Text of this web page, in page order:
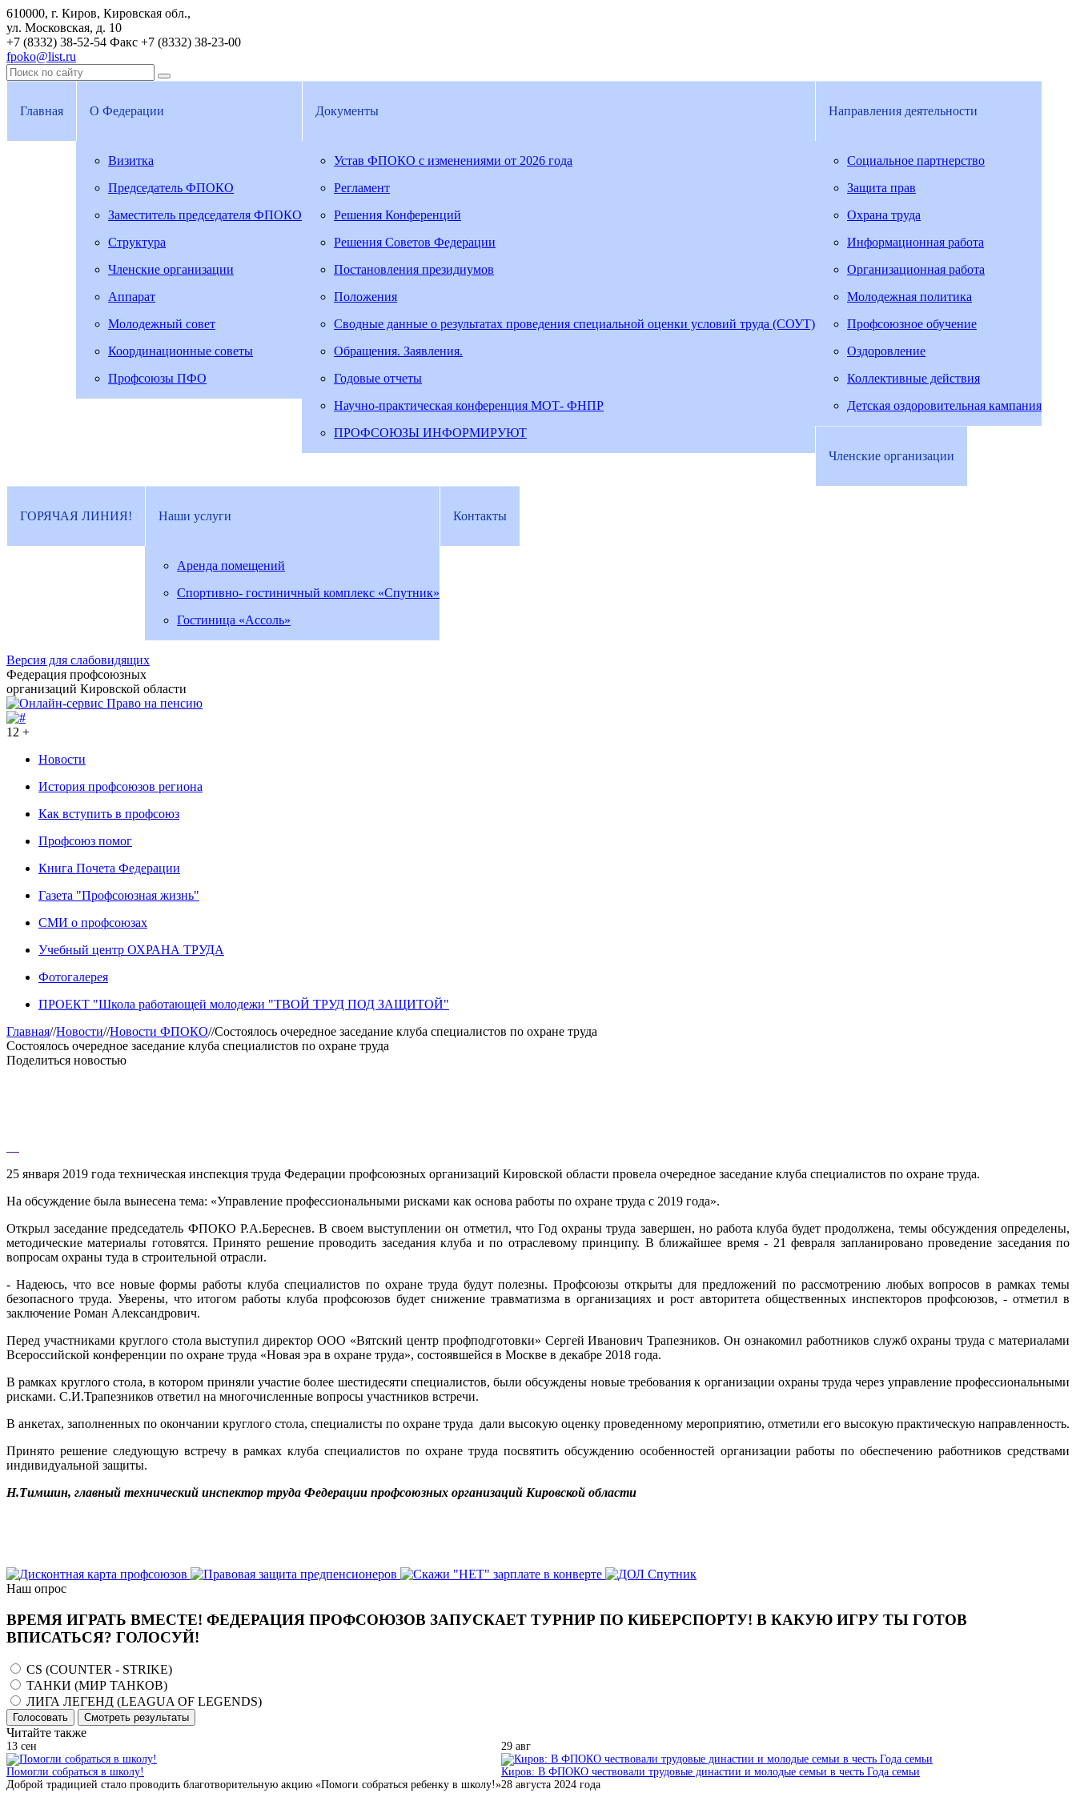
610000, г. Киров, Кировская обл.,
ул. Московская, д. 10
+7 (8332) 38-52-54 Факс +7 (8332) 38-23-00
fpoko@list.ru
Главная О Федерации
Визитка
Председатель ФПОКО
Заместитель председателя ФПОКО
Структура
Членские организации
Аппарат
Молодежный совет
Координационные советы
Профсоюзы ПФО
Документы
Устав ФПОКО с изменениями от 2026 года
Регламент
Решения Конференций
Решения Советов Федерации
Постановления президиумов
Положения
Сводные данные о результатах проведения специальной оценки условий труда (СОУТ)
Обращения. Заявления.
Годовые отчеты
Научно-практическая конференция МОТ- ФНПР
ПРОФСОЮЗЫ ИНФОРМИРУЮТ
Направления деятельности
Социальное партнерство
Защита прав
Охрана труда
Информационная работа
Организационная работа
Молодежная политика
Профсоюзное обучение
Оздоровление
Коллективные действия
Детская оздоровительная кампания
Членские организации
ГОРЯЧАЯ ЛИНИЯ! Наши услуги
Аренда помещений
Спортивно- гостиничный комплекс «Спутник»
Гостиница «Ассоль»
Контакты
Версия для слабовидящих
Федерация профсоюзных
организаций Кировской области
12 +
Новости
История профсоюзов региона
Как вступить в профсоюз
Профсоюз помог
Книга Почета Федерации
Газета "Профсоюзная жизнь"
СМИ о профсоюзах
Учебный центр ОХРАНА ТРУДА
Фотогалерея
ПРОЕКТ "Школа работающей молодежи "ТВОЙ ТРУД ПОД ЗАЩИТОЙ"
Главная//Новости//Новости ФПОКО//Состоялось очередное заседание клуба специалистов по охране труда
Состоялось очередное заседание клуба специалистов по охране труда
Поделиться новостью
25 января 2019 года техническая инспекция труда Федерации профсоюзных организаций Кировской области провела очередное заседание клуба специалистов по охране труда.
На обсуждение была вынесена тема: «Управление профессиональными рисками как основа работы по охране труда с 2019 года».
Открыл заседание председатель ФПОКО Р.А.Береснев. В своем выступлении он отметил, что Год охраны труда завершен, но работа клуба будет продолжена, темы обсуждения определены,
методические материалы готовятся. Принято решение проводить заседания клуба и по отраслевому принципу. В ближайшее время - 21 февраля запланировано проведение заседания по
вопросам охраны туда в строительной отрасли.
- Надеюсь, что все новые формы работы клуба специалистов по охране труда будут полезны. Профсоюзы открыты для предложений по рассмотрению любых вопросов в рамках темы
безопасного труда. Уверены, что итогом работы клуба профсоюзов будет снижение травматизма в организациях и рост авторитета общественных инспекторов профсоюзов, - отметил в
заключение Роман Александрович.
Перед участниками круглого стола выступил директор ООО «Вятский центр профподготовки» Сергей Иванович Трапезников. Он ознакомил работников служб охраны труда с материалами
Всероссийской конференции по охране труда «Новая эра в охране труда», состоявшейся в Москве в декабре 2018 года.
В рамках круглого стола, в котором приняли участие более шестидесяти специалистов, были обсуждены новые требования к организации охраны труда через управление профессиональными
рисками. С.И.Трапезников ответил на многочисленные вопросы участников встречи.
В анкетах, заполненных по окончании круглого стола, специалисты по охране труда дали высокую оценку проведенному мероприятию, отметили его высокую практическую направленность.
Принято решение следующую встречу в рамках клуба специалистов по охране труда посвятить обсуждению особенностей организации работы по обеспечению работников средствами
индивидуальной защиты.
Н.Тимшин, главный технический инспектор труда Федерации профсоюзных организаций Кировской области
Наш опрос
ВРЕМЯ ИГРАТЬ ВМЕСТЕ! ФЕДЕРАЦИЯ ПРОФСОЮЗОВ ЗАПУСКАЕТ ТУРНИР ПО КИБЕРСПОРТУ! В КАКУЮ ИГРУ ТЫ ГОТОВ
ВПИСАТЬСЯ? ГОЛОСУЙ!
CS (COUNTER - STRIKE)
ТАНКИ (МИР ТАНКОВ)
ЛИГА ЛЕГЕНД (LEAGUA OF LEGENDS)
Голосовать Смотреть результаты
Читайте также
13 сен
Помогли собраться в школу!
Доброй традицией стало проводить благотворительную акцию «Помоги собраться ребенку в школу!»
29 авг
Киров: В ФПОКО чествовали трудовые династии и молодые семьи в честь Года семьи
28 августа 2024 года